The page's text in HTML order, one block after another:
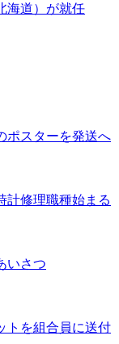
海道）が就任
ポスターを発送へ
修理職種始まる
いさつ
トを組合員に送付